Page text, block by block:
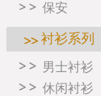
保安
衬衫系列
男士衬衫
休闲衬衫